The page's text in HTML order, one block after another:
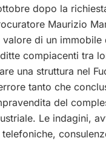
dopo la
Maurizio
valore di un
compiacenti tra
una struttura nel
tanto che
del
Le indagini,